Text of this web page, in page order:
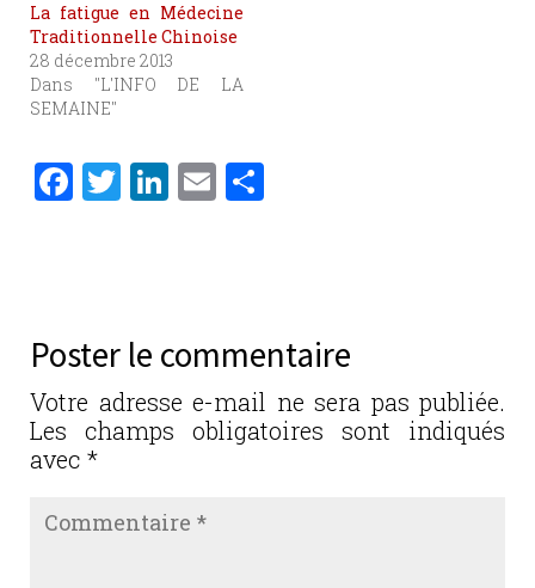
La fatigue en Médecine
Traditionnelle Chinoise
28 décembre 2013
Dans "L'INFO DE LA
SEMAINE"
F
b
o
o
k
T
r
Li
n
E
er
Poster le commentaire
Votre adresse e-mail ne sera pas publiée.
Les champs obligatoires sont indiqués
avec *